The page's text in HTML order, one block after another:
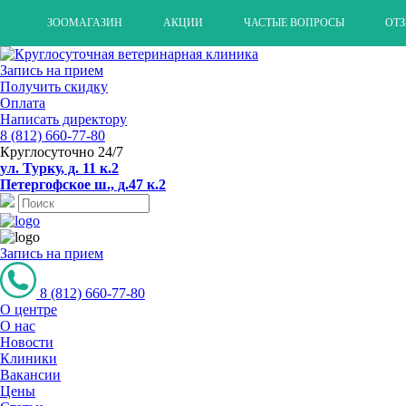
ЗООМАГАЗИН АКЦИИ ЧАСТЫЕ ВОПРОСЫ
Запись на прием
Получить скидку
Оплата
Написать директору
8 (812) 660-77-80
Круглосуточно 24/7
ул. Турку, д. 11 к.2
Петергофское ш., д.47 к.2
Запись на прием
8 (812) 660-77-80
О центре
О нас
Новости
Клиники
Вакансии
Цены